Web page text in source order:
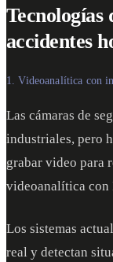
Tecnologías
accidentes
1. Videoanalítica con
Las cámaras de
industriales, pero
grabar video para
videoanalítica con
Los sistemas
real y detectan